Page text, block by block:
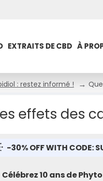
EXTRAITS DE CBD À
: restez informé !
effets des
-30% OFF WITH CODE:
Célébrez 10 ans de